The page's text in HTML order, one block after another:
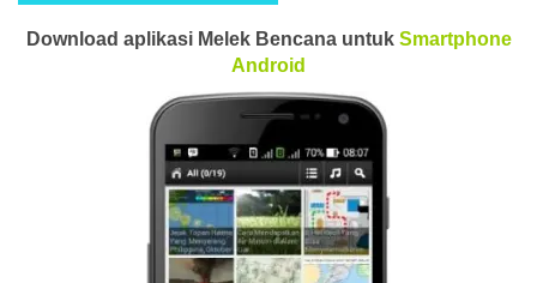
Download aplikasi Melek Bencana untuk Smartphone
Android